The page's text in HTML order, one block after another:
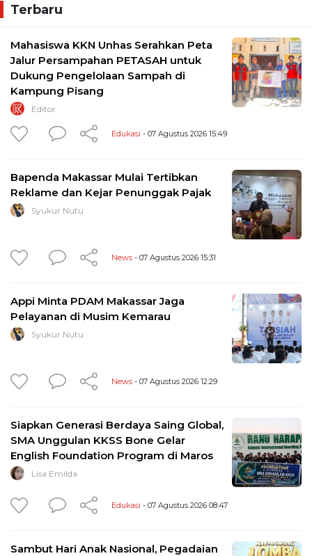
Terbaru
Mahasiswa KKN Unhas Serahkan Peta
Jalur Persampahan PETASAH untuk
Dukung Pengelolaan Sampah di
Kampung Pisang
Editor
Edukasi - 07 Agustus 2026 15:49
Bapenda Makassar Mulai Tertibkan
Reklame dan Kejar Penunggak Pajak
Syukur Nutu
News - 07 Agustus 2026 15:31
Appi Minta PDAM Makassar Jaga
Pelayanan di Musim Kemarau
Syukur Nutu
News - 07 Agustus 2026 12:29
Siapkan Generasi Berdaya Saing Global,
SMA Unggulan KKSS Bone Gelar
English Foundation Program di Maros
Lisa Emilda
Edukasi - 07 Agustus 2026 08:47
Sambut Hari Anak Nasional, Pegadaian